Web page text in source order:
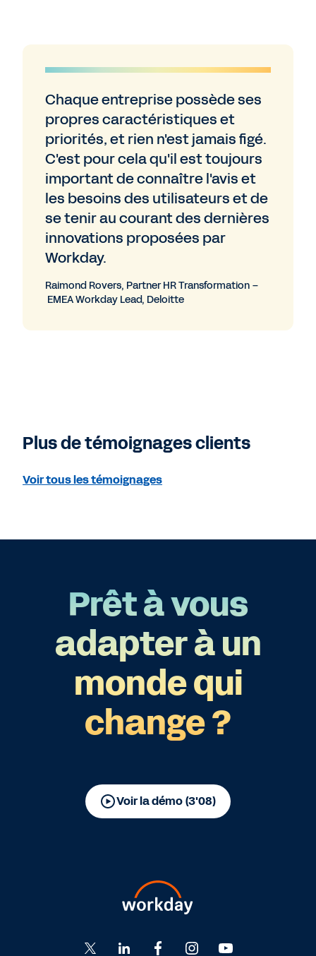
Chaque entreprise possède ses
propres caractéristiques et
priorités, et rien n'est jamais figé.
C'est pour cela qu'il est toujours
important de connaître l'avis et
les besoins des utilisateurs et de
se tenir au courant des dernières
innovations proposées par
Workday.
Raimond Rovers, Partner HR Transformation –
EMEA Workday Lead, Deloitte
Plus de témoignages clients
Voir tous les témoignages
Prêt à vous
adapter à un
monde qui
change ?
Voir la démo (3'08)